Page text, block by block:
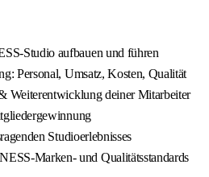
Studio aufbauen und führen
Personal, Umsatz, Kosten, Qualität
Weiterentwicklung deiner Mitarbeiter
Studioerlebnisses
Marken- und Qualitätsstandards